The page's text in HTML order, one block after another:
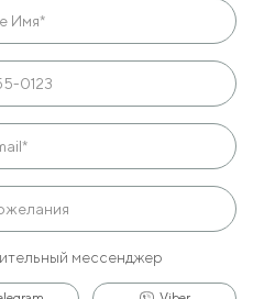
мессенджер